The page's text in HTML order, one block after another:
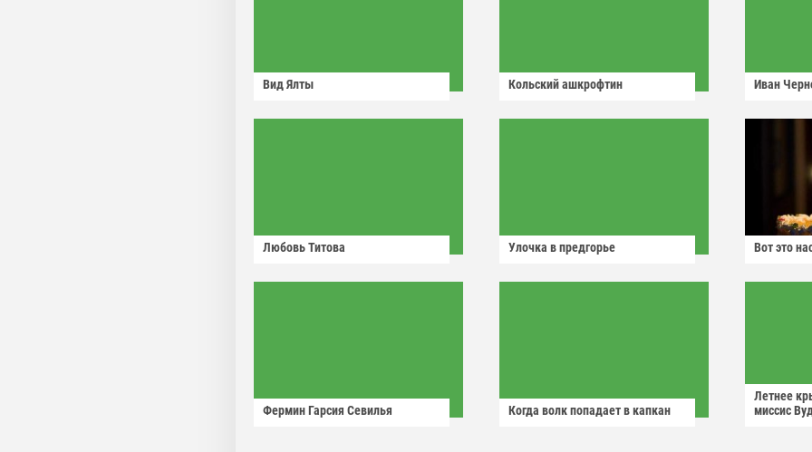
Вид Ялты Кольский ашкрофтин Иван
Любовь Титова Улочка в предгорье Вот это
Фермин Гарсия Севилья Когда волк попадает в капкан
Летнее
миссис